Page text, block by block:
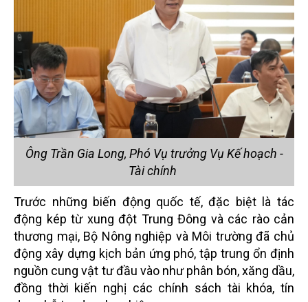
Ông Trần Gia Long, Phó Vụ trưởng Vụ Kế hoạch -
Tài chính
Trước những biến động quốc tế, đặc biệt là tác
động kép từ xung đột Trung Đông và các rào cản
thương mại, Bộ Nông nghiệp và Môi trường đã chủ
động xây dựng kịch bản ứng phó, tập trung ổn định
nguồn cung vật tư đầu vào như phân bón, xăng dầu,
đồng thời kiến nghị các chính sách tài khóa, tín